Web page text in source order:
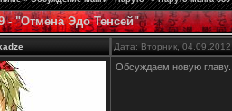
- "Отмена Эдо Тенсей"
Дата: Вторник,
Обсуждаем новую